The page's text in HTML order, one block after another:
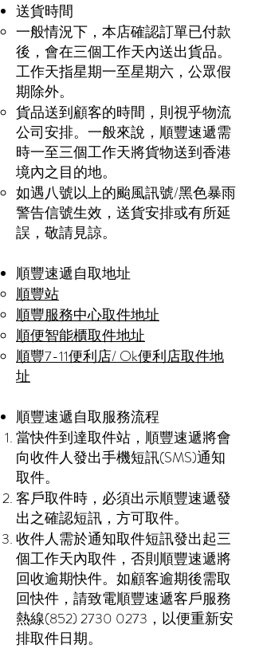
送貨時間
一般情況下，本店確認訂單已付款
後，會在三個工作天內送出貨品。
工作天指星期一至星期六，公眾假
期除外。
貨品送到顧客的時間，則視乎物流
公司安排。一般來說，順豐速遞需
時一至三個工作天將貨物送到香港
境內之目的地。
如遇八號以上的颱風訊號/黑色暴雨
警告信號生效，送貨安排或有所延
誤，敬請見諒。
順豐速遞自取地址
順豐站
順豐服務中心取件地址
順便智能櫃取件地址
順豐7-11便利店/ Ok便利店取件地
址
順豐速遞自取服務流程
當快件到達取件站，順豐速遞將會
向收件人發出手機短訊(SMS)通知
取件。
客戶取件時，必須出示順豐速遞發
出之確認短訊，方可取件。
收件人需於通知取件短訊發出起三
個工作天內取件，否則順豐速遞將
回收逾期快件。如顧客逾期後需取
回快件，請致電順豐速遞客戶服務
熱線(852)2730 0273 ，以便重新安
排取件日期。